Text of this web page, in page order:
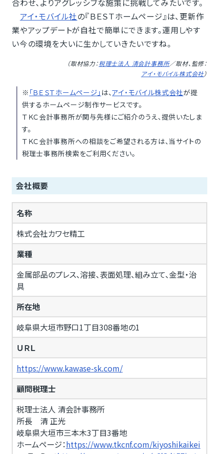
合わせ、よりアグレッシブな施策に挑戦してみたいです。
アイ・モバイル社の『ＢＥＳＴホームページ』は、更新作
業やアップデートが自社で簡単にできます。運用しやす
い今の環境を大いに生かしていきたいですね。
（取材協力：税理士法人 清会計事務所／取材、監修：
アイ・モバイル株式会社）
※ 「ＢＥＳＴホームページ」 は、アイ・モバイル株式会社が提
供するホームページ制作サービスです。
ＴＫＣ会計事務所が関与先様にご紹介のうえ、提供いたしま
す。
ＴＫＣ会計事務所への相談をご希望される方は、当サイトの
税理士事務所検索をご利用ください。
会社概要
名称
株式会社カワセ精工
業種
金属部品のプレス、溶接、表面処理、組み立て、金型・治
具
所在地
岐阜県大垣市野口1丁目308番地の1
ＵＲＬ
https://www.kawase-sk.com/
顧問税理士
税理士法人 清会計事務所
所長 清 正光
岐阜県大垣市三本木3丁目3番地
ホームページ：https://www.tkcnf.com/kiyoshikaikei